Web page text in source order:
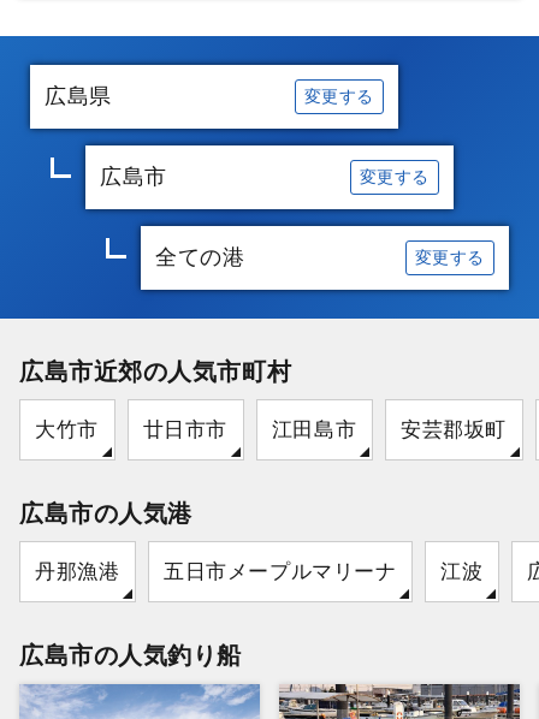
広島県 変更する
広島市 変更する
全ての港 変更する
広島市近郊の人気市町村
大竹市 廿日市市 江田島市 安芸郡坂町
広島市の人気港
丹那漁港 五日市メープルマリーナ 江波
広島市の人気釣り船